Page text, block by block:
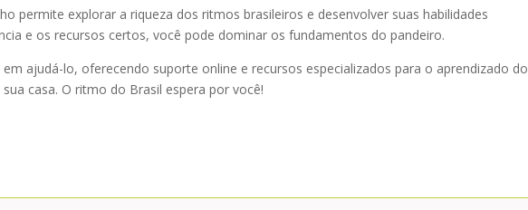
permite explorar a riqueza dos ritmos brasileiros e desenvolver suas habilidades
e os recursos certos, você pode dominar os fundamentos do pandeiro.
ajudá-lo, oferecendo suporte online e recursos especializados para o aprendizado do
casa. O ritmo do Brasil espera por você!